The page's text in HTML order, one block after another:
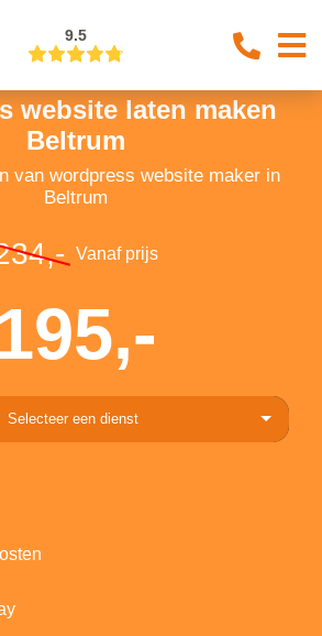
9.5
website laten maken
Beltrum
van wordpress website maker in
Beltrum
Vanaf prijs
195,-
Selecteer een dienst